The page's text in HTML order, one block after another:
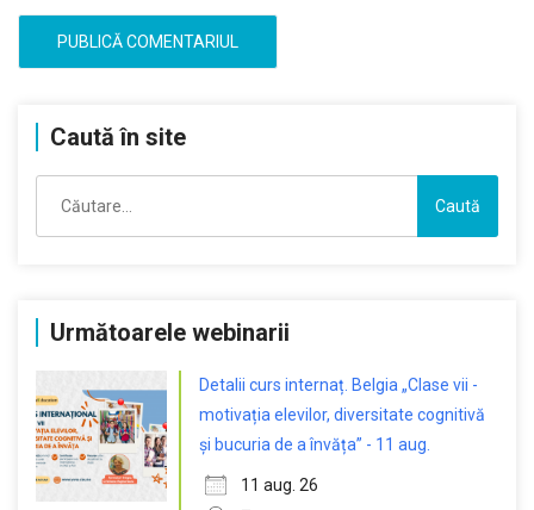
Caută în site
după:
Următoarele webinarii
Detalii curs internaț. Belgia „Clase vii -
motivația elevilor, diversitate cognitivă
și bucuria de a învăța” - 11 aug.
11 aug. 26